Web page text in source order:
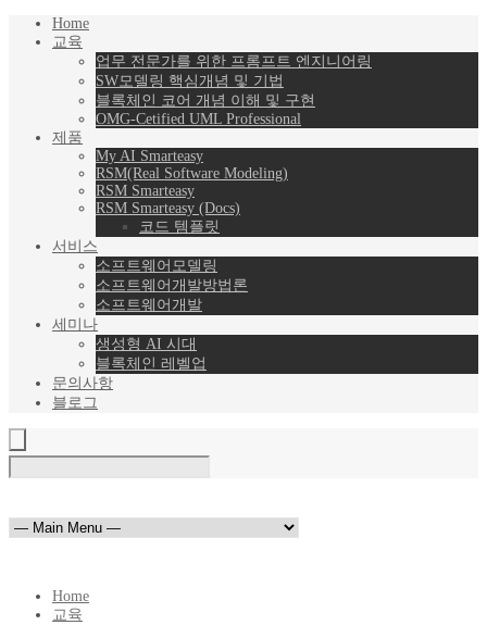
Home
교육
업무 전문가를 위한 프롬프트 엔지니어링
SW모델링 핵심개념 및 기법
블록체인 코어 개념 이해 및 구현
OMG-Cetified UML Professional
제품
My AI Smarteasy
RSM(Real Software Modeling)
RSM Smarteasy
RSM Smarteasy (Docs)
코드 템플릿
서비스
소프트웨어모델링
소프트웨어개발방법론
소프트웨어개발
세미나
생성형 AI 시대
블록체인 레벨업
문의사항
블로그
Home
교육